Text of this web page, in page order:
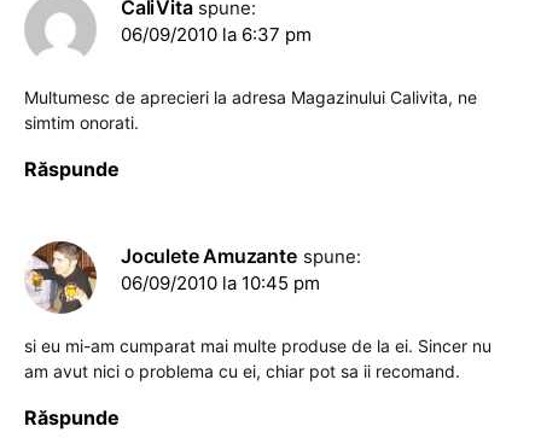
CaliVita spune:
06/09/2010 la 6:37 pm
Multumesc de aprecieri la adresa Magazinului Calivita, ne
simtim onorati.
Răspunde
Joculete Amuzante spune:
06/09/2010 la 10:45 pm
si eu mi-am cumparat mai multe produse de la ei. Sincer nu
am avut nici o problema cu ei, chiar pot sa ii recomand.
Răspunde